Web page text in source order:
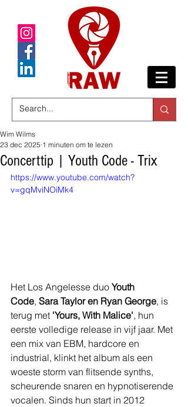
Concerttip | Youth Code - Trix
Wim Wilms
23 dec 2025 1 minuten om te lezen
https://www.youtube.com/watch?
v=gqMviNOiMk4
Het Los Angelesse duo Youth
Code, Sara Taylor en Ryan George, is
terug met 'Yours, With Malice', hun
eerste volledige release in vijf jaar. Met
een mix van EBM, hardcore en
industrial, klinkt het album als een
woeste storm van flitsende synths,
scheurende snaren en hypnotiserende
vocalen. Sinds hun start in 2012